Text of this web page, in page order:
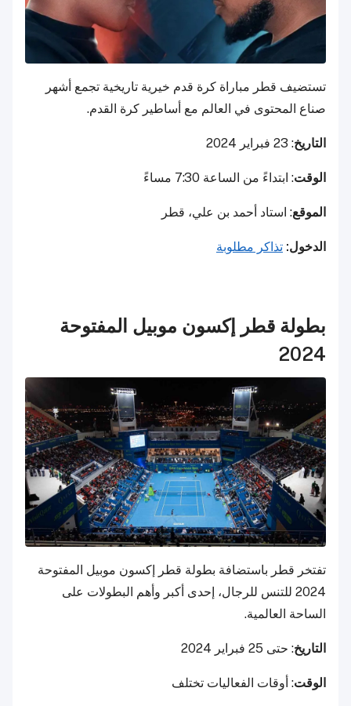
تستضيف قطر مباراة كرة قدم خيرية تاريخية تجمع أشهر
صناع المحتوى في العالم مع أساطير كرة القدم.
التاريخ: 23 فبراير 2024
الوقت: ابتداءً من الساعة 7:30 مساءً
الموقع: استاد أحمد بن علي، قطر
الدخول: تذاكر مطلوبة
بطولة قطر إكسون موبيل المفتوحة
2024
تفتخر قطر باستضافة بطولة قطر إكسون موبيل المفتوحة
2024 للتنس للرجال، إحدى أكبر وأهم البطولات على
الساحة العالمية.
التاريخ: حتى 25 فبراير 2024
الوقت: أوقات الفعاليات تختلف